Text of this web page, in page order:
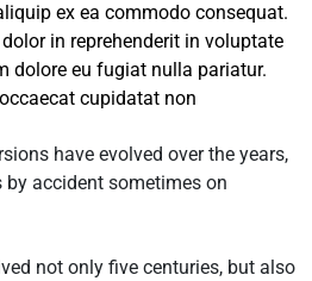
ex ea commodo consequat.
in reprehenderit in voluptate
dolore eu fugiat nulla pariatur.
cupidatat non
have evolved over the years,
by accident sometimes on
not only five centuries, but also